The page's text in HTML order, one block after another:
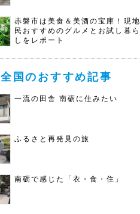
赤磐市は美食＆美酒の宝庫！現地
民おすすめのグルメとお試し暮ら
しをレポート
全国のおすすめ記事
一流の田舎 南砺に住みたい
ふるさと再発見の旅
南砺で感じた「衣・食・住」